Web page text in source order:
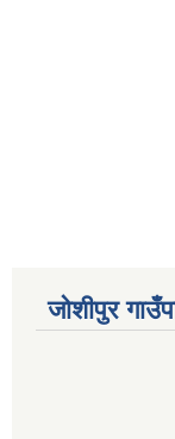
जोशीपुर